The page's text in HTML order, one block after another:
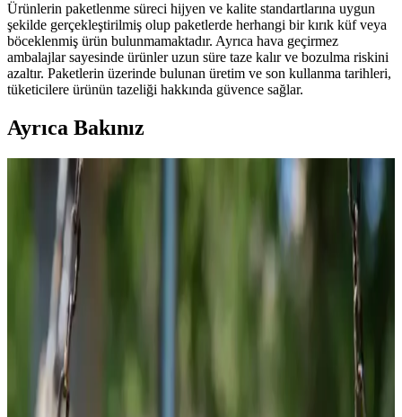
Ürünlerin paketlenme süreci hijyen ve kalite standartlarına uygun
şekilde gerçekleştirilmiş olup paketlerde herhangi bir kırık küf veya
böceklenmiş ürün bulunmamaktadır. Ayrıca hava geçirmez
ambalajlar sayesinde ürünler uzun süre taze kalır ve bozulma riskini
azaltır. Paketlerin üzerinde bulunan üretim ve son kullanma tarihleri,
tüketicilere ürünün tazeliği hakkında güvence sağlar.
Ayrıca Bakınız
Evde Kolayca Hazırlanabilen Uygun Fiyatlı ve
Sağlıklı Tatlı Tarifleri
Evde bulunan temel malzemelerle hazırlanan ekonomik ve sağlıklı
tatlı tarifleri, farklı malzemelerle besleyici ve pratik çözümler
sunuyor. Tatlı ihtiyacınızı dengeli şekilde karşılayabilirsiniz.
Gıda ve İçecek Markaları: Ürün Çeşitliliği ve
Tüketici Tercihleri Analizi
Gıda ve içecek sektöründeki çeşitli markalar, ürün çeşitliliği ve kalite
standartlarıyla tüketicilerin ihtiyaçlarına cevap veriyor, rekabeti
şekillendiriyor.